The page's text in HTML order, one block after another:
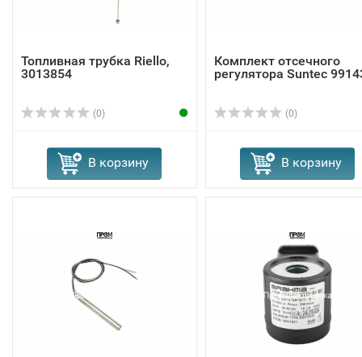
Топливная трубка Riello,
3013854
(0)
В корзину
Комплект отсечного
регулятора Suntec
(0)
В корзину